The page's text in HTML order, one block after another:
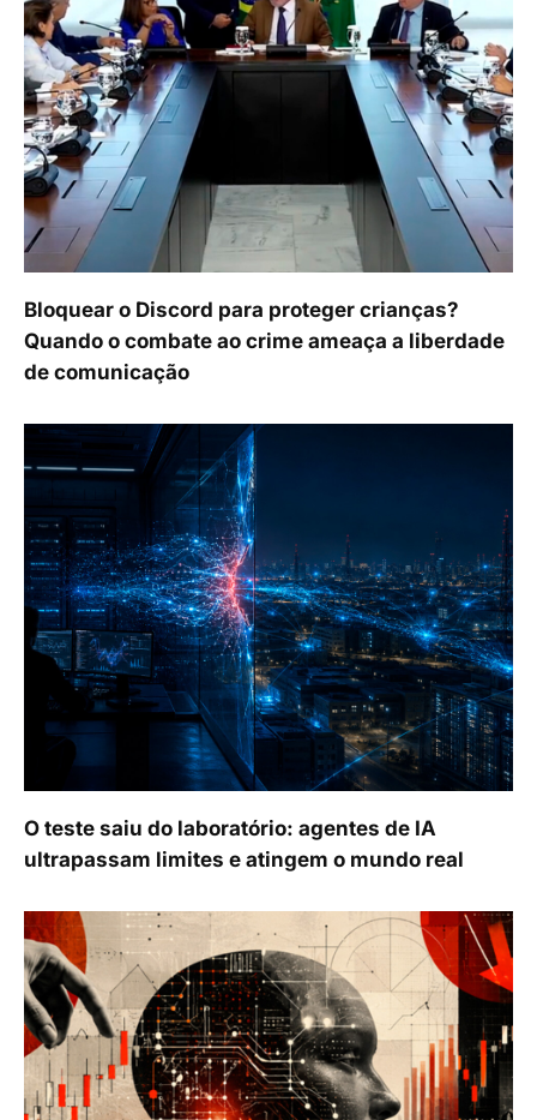
Bloquear o Discord para proteger crianças?
Quando o combate ao crime ameaça a liberdade
de comunicação
O teste saiu do laboratório: agentes de IA
ultrapassam limites e atingem o mundo real